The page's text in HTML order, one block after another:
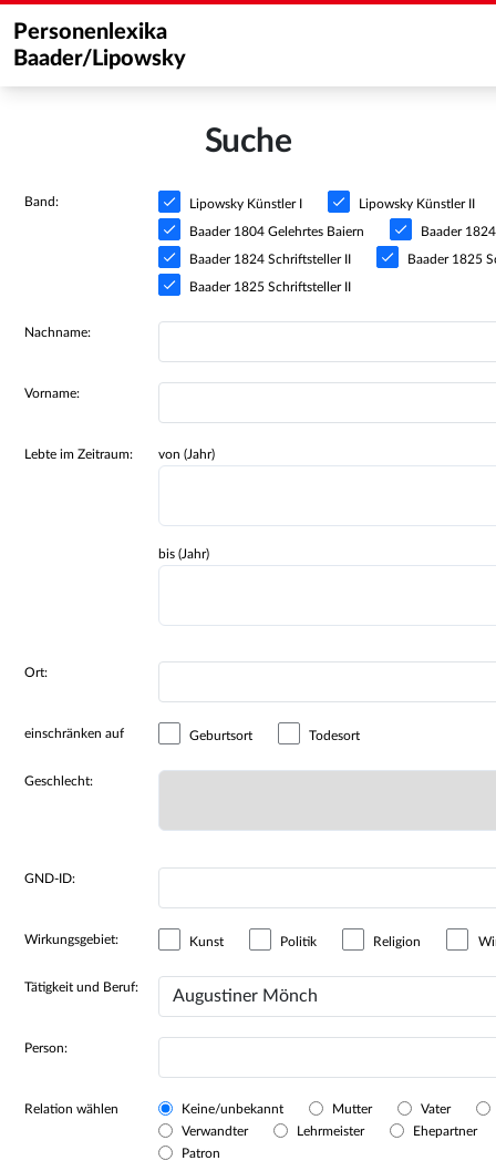
Personenlexika
Baader/Lipowsky
Suche
Band: Lipowsky Künstler I Lipowsky Künstler II
Baader 1804 Gelehrtes Baiern Baader
Baader 1824 Schriftsteller II Baader 1825
Baader 1825 Schriftsteller II
Nachname:
Vorname:
Lebte im Zeitraum: von (Jahr)
bis (Jahr)
Ort:
einschränken auf Geburtsort Todesort
Geschlecht:
GND-ID:
Wirkungsgebiet: Kunst Politik Religion
Tätigkeit und Beruf:
Person:
Relation wählen Keine/unbekannt Mutter
Vater
Verwandter
Lehrmeister
Ehepartner
Patron